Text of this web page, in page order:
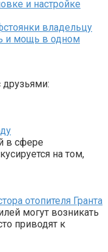
и настройке
владельцу
и мощь в одном
друзьями:
в сфере
на том,
отопителя Гранта
могут возникать
приводят к